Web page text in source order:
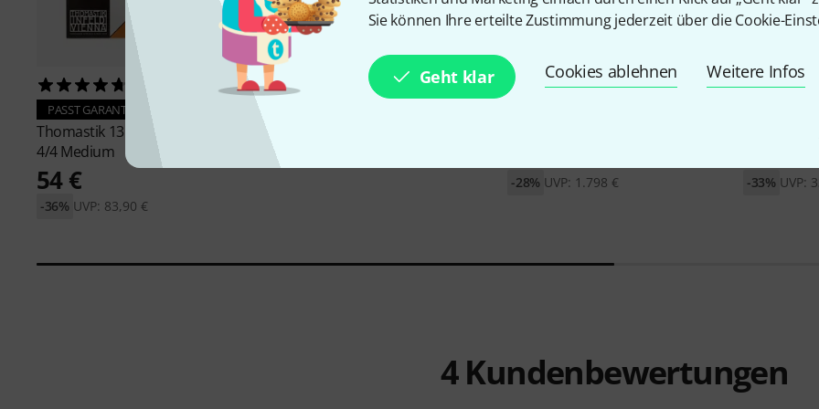
Sie können Ihre erteilte Zustimmung jederzeit über die Cookie-
Geht klar Cookies ablehnen Weitere Infos
PASST GARANTIERT
Thomastik 135 Dominant Violin
4/4 Medium
54 €
UVP: 83,90 €
-36%
PASST GARANTIERT
77 €
2
UVP: 1.798 €
-28% UVP:
-33%
4Kundenbewertungen